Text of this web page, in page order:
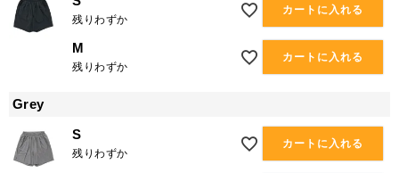
残りわずか
カートに入れる
M
残りわずか
カートに入れる
Grey
S
残りわずか
カートに入れる